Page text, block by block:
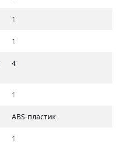
1
1
4
1
ABS-пластик
1